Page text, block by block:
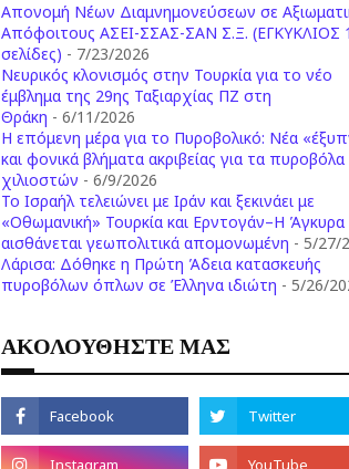
Απονομή Νέων Διαμνημονεύσεων σε
Απόφοιτους ΑΣΕΙ-ΣΣΑΣ-ΣΑΝ Σ.Ξ. (ΕΓΚΥΚΛΙΟΣ
σελίδες) - 7/23/2026
Νευρικός κλονισμός στην Τουρκία για το νέο
έμβλημα της 29ης Ταξιαρχίας ΠΖ στη
Θράκη - 6/11/2026
Η επόμενη μέρα για το Πυροβολικό: Νέα
και φονικά βλήματα ακριβείας για τα πυροβόλα
χιλιοστών - 6/9/2026
Το Ισραήλ τελειώνει με Ιράν και ξεκινάει με
«Οθωμανική» Τουρκία και Ερντογάν–Η Άγκυρα
αισθάνεται γεωπολιτικά απομονωμένη - 5/27/
Λάρισα: Δόθηκε η Πρώτη Άδεια κατασκευής
πυροβόλων όπλων σε Έλληνα ιδιώτη - 5/26/
ΑΚΟΛΟΥΘΗΣΤΕ ΜΑΣ